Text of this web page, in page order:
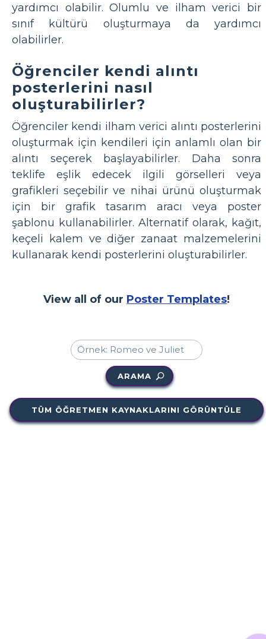
yardımcı olabilir. Olumlu ve ilham verici bir
sınıf kültürü oluşturmaya da yardımcı
olabilirler.
Öğrenciler kendi alıntı
posterlerini nasıl
oluşturabilirler?
Öğrenciler kendi ilham verici alıntı posterlerini
oluşturmak için kendileri için anlamlı olan bir
alıntı seçerek başlayabilirler. Daha sonra
teklife eşlik edecek ilgili görselleri veya
grafikleri seçebilir ve nihai ürünü oluşturmak
için bir grafik tasarım aracı veya poster
şablonu kullanabilirler. Alternatif olarak, kağıt,
keçeli kalem ve diğer zanaat malzemelerini
kullanarak kendi posterlerini oluşturabilirler.
View all of our Poster Templates!
ARAMA
TÜM ÖĞRETMEN KAYNAKLARINI GÖRÜNTÜLE